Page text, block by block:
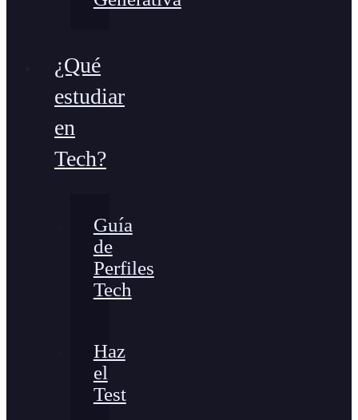
¿Qué
estudiar
en
Tech?
Guía
de
Perfiles
Tech
Haz
el
Test